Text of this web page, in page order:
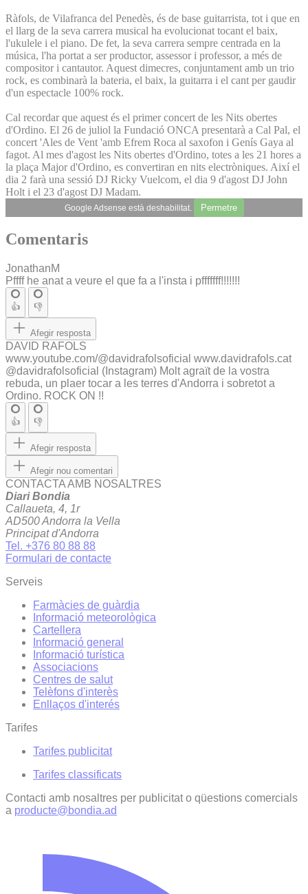
Ràfols, de Vilafranca del Penedès, és de base guitarrista, tot i que en
el llarg de la seva carrera musical ha evolucionat tocant el baix,
l'ukulele i el piano. De fet, la seva carrera sempre centrada en la
música, l'ha portat a ser productor, assessor i professor, a més de
compositor i cantautor. Aquest dimecres, conjuntament amb un trio
rock, es combinarà la bateria, el baix, la guitarra i el cant per gaudir
d'un espectacle 100% rock.
Cal recordar que aquest és el primer concert de les Nits obertes
d'Ordino. El 26 de juliol la Fundació ONCA presentarà a Cal Pal, el
concert 'Ales de Vent 'amb Efrem Roca al saxofon i Genís Gaya al
fagot. Al mes d'agost les Nits obertes d'Ordino, totes a les 21 hores a
la plaça Major d'Ordino, es convertiran en nits electròniques. Així el
dia 2 farà una sessió DJ Ricky Vuelcom, el dia 9 d'agost DJ John
Holt i el 23 d'agost DJ Madam.
Google Adsense està deshabilitat. Permetre
Comentaris
JonathanM
Pffff he anat a veure el que fa a l'insta i pfffffff!!!!!!!
👍 👎
Afegir resposta
DAVID RAFOLS
www.youtube.com/@davidrafolsoficial www.davidrafols.cat
@davidrafolsoficial (Instagram) Molt agraït de la vostra
rebuda, un plaer tocar a les terres d'Andorra i sobretot a
Ordino. ROCK ON !!
👍 👎
Afegir resposta
Afegir nou comentari
CONTACTA AMB NOSALTRES
Diari Bondia
Callaueta, 4, 1r
AD500 Andorra la Vella
Principat d'Andorra
Tel. +376 80 88 88
Formulari de contacte
Serveis
Farmàcies de guàrdia
Informació meteorològica
Cartellera
Informació general
Informació turística
Associacions
Centres de salut
Telèfons d'interès
Enllaços d'interés
Tarifes
Tarifes publicitat
Tarifes classificats
Contacti amb nosaltres per publicitat o qüestions comercials
a producte@bondia.ad